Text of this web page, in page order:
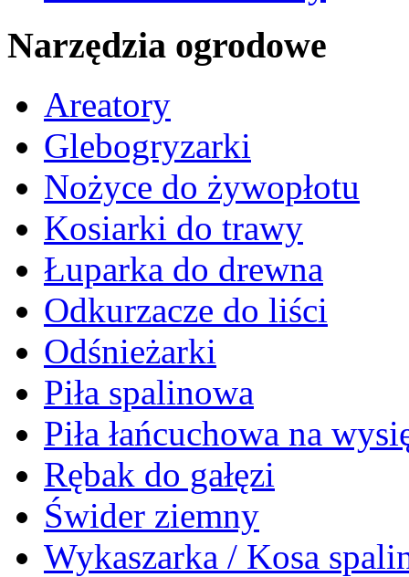
Narzędzia ogrodowe
Areatory
Glebogryzarki
Nożyce do żywopłotu
Kosiarki do trawy
Łuparka do drewna
Odkurzacze do liści
Odśnieżarki
Piła spalinowa
Piła łańcuchowa na
Rębak do gałęzi
Świder ziemny
Wykaszarka / Kosa